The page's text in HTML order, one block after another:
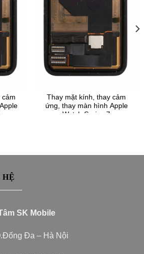
cảm
Thay mặt kính, thay cảm
ứng, thay màn hình Apple
Watch Series 7
SK Mobile
Đa – Hà Nội